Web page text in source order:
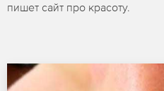
пишет сайт про красоту.